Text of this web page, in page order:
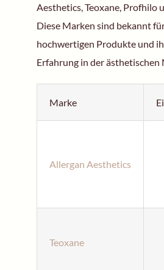
Aesthetics, Teoxane, Profhilo
Diese Marken sind bekannt
hochwertigen Produkte und
Erfahrung in der ästhetischen
Marke
Allergan Aesthetics
Teoxane